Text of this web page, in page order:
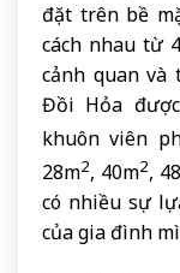
đặt trên bề
cách nhau từ
cảnh quan và
Đồi Hỏa
khuôn viên
28m2, 40m2,
có nhiều sự
của gia đình